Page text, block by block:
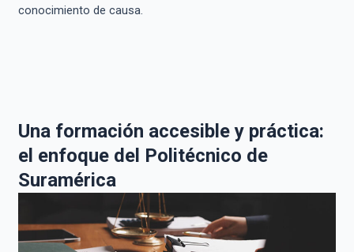
conocimiento de causa.
Una formación accesible y práctica:
el enfoque del Politécnico de
Suramérica